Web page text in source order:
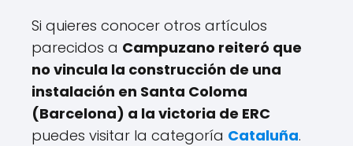
Si quieres conocer otros artículos
parecidos a Campuzano reiteró que
no vincula la construcción de una
instalación en Santa Coloma
(Barcelona) a la victoria de ERC
puedes visitar la categoría Cataluña.